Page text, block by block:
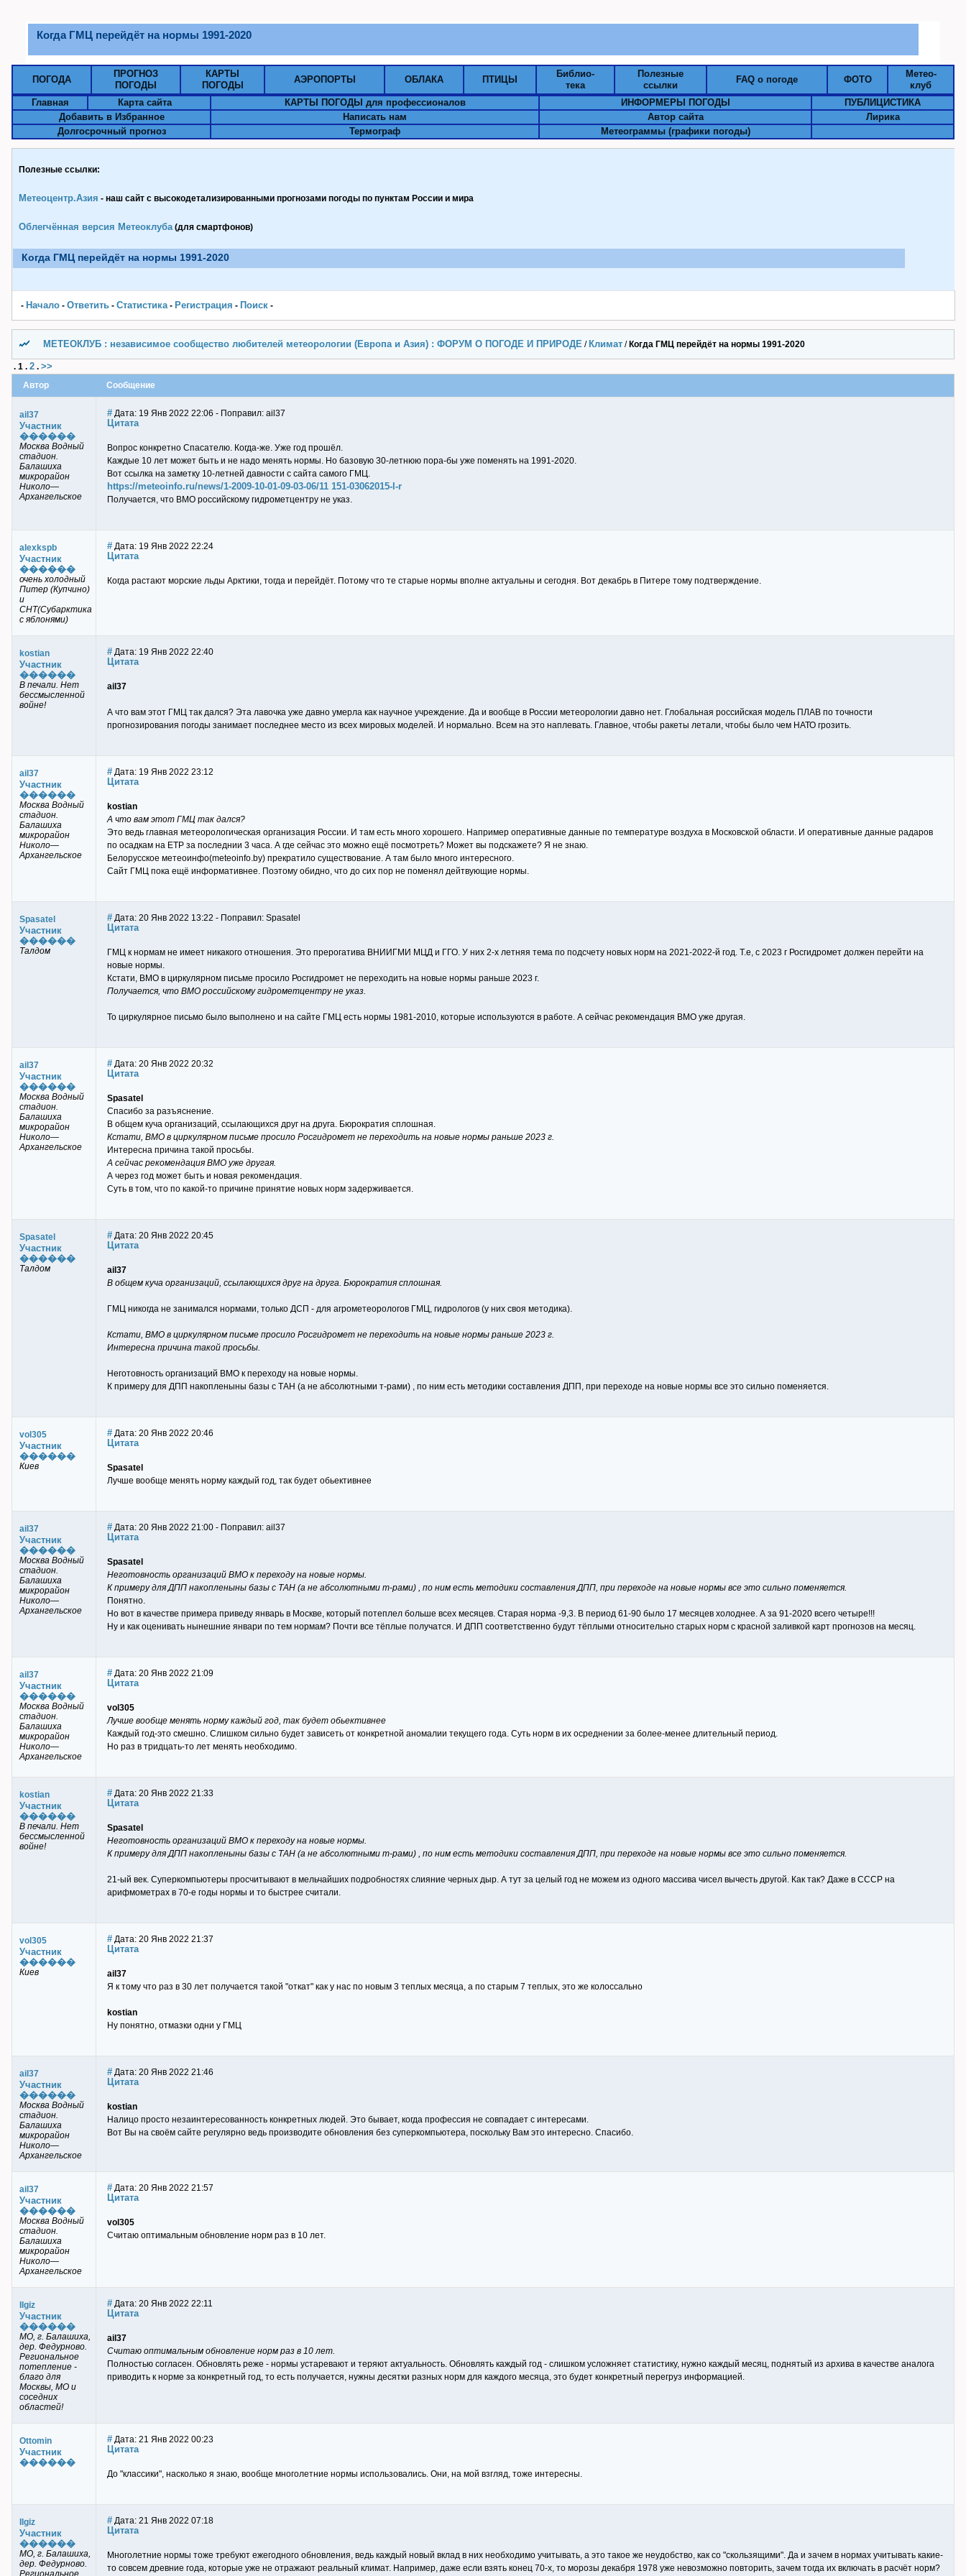
Когда ГМЦ перейдёт на нормы 1991-2020
ПОГОДА
ПРОГНОЗ
ПОГОДЫ
КАРТЫ
ПОГОДЫ
АЭРОПОРТЫ ОБЛАКА ПТИЦЫ
Библио-
тека
Полезные
ссылки
FAQ о погоде ФОТО
Метео-
клуб
Главная
Карта сайта КАРТЫ ПОГОДЫ для профессионалов ИНФОРМЕРЫ ПОГОДЫ
ПУБЛИЦИСТИКА
Добавить в Избранное
Написать нам Автор сайта
Лирика
Долгосрочный прогноз
Термограф Метеограммы (графики погоды)
Полезные ссылки:
Метеоцентр.Азия - наш сайт с высокодетализированными прогнозами погоды по пунктам Pоссии и мира
Облегчённая версия Метеоклуба(для смартфонов)
Когда ГМЦ перейдёт на нормы 1991-2020
- Начало - Ответить - Статистика- Pегистрация - Поиск -
МЕТЕОКЛУБ : независимое сообщество любителей метеорологии (Европа и Азия) : ФОРУМ О ПОГОДЕ И ПРИРОДЕ / Климат / Когда ГМЦ перейдёт на нормы 1991-2020
. 1 . 2 . >>
Автор Сообщение
ail37
Участник
������
Москва Водный
стадион.
Балашиха
микрорайон
Николо—
Архангельское
# Дата: 19 Янв 2022 22:06 - Поправил: ail37
Цитата
Вопрос конкретно Спасателю. Когда-же. Уже год прошёл.
Каждые 10 лет может быть и не надо менять нормы. Но базовую 30-летнюю пора-бы уже поменять на 1991-2020.
Вот ссылка на заметку 10-летней давности с сайта самого ГМЦ.
https://meteoinfo.ru/news/1-2009-10-01-09-03-06/11 151-03062015-l-r
Получается, что ВМО российскому гидрометцентру не указ.
alexkspb
Участник
������
очень холодный
Питер (Купчино)
и
СНТ(Субарктика
с яблонями)
# Дата: 19 Янв 2022 22:24
Цитата
Когда растают морские льды Арктики, тогда и перейдёт. Потому что те старые нормы вполне актуальны и сегодня. Вот декабрь в Питере тому подтверждение.
kostian
Участник
������
В печали. Нет
бессмысленной
войне!
# Дата: 19 Янв 2022 22:40
Цитата
ail37
А что вам этот ГМЦ так дался? Эта лавочка уже давно умерла как научное учреждение. Да и вообще в России метеорологии давно нет. Глобальная российская модель ПЛАВ по точности
прогнозирования погоды занимает последнее место из всех мировых моделей. И нормально. Всем на это наплевать. Главное, чтобы ракеты летали, чтобы было чем НАТО грозить.
ail37
Участник
������
Москва Водный
стадион.
Балашиха
микрорайон
Николо—
Архангельское
# Дата: 19 Янв 2022 23:12
Цитата
kostian
А что вам этот ГМЦ так дался?
Это ведь главная метеорологическая организация России. И там есть много хорошего. Например оперативные данные по температуре воздуха в Московской области. И оперативные данные радаров
по осадкам на ЕТР за последнии 3 часа. А где сейчас это можно ещё посмотреть? Может вы подскажете? Я не знаю.
Белорусское метеоинфо(meteoinfo.by) прекратило существование. А там было много интересного.
Сайт ГМЦ пока ещё информативнее. Поэтому обидно, что до сих пор не поменял дейтвующие нормы.
Spasatel
Участник
������
Талдом
# Дата: 20 Янв 2022 13:22 - Поправил: Spasatel
Цитата
ГМЦ к нормам не имеет никакого отношения. Это прерогатива ВНИИГМИ МЦД и ГГО. У них 2-х летняя тема по подсчету новых норм на 2021-2022-й год. Т.е, c 2023 г Росгидромет должен перейти на
новые нормы.
Кстати, ВМО в циркулярном письме просило Росгидромет не переходить на новые нормы раньше 2023 г.
Получается, что ВМО российскому гидрометцентру не указ.
То циркулярное письмо было выполнено и на сайте ГМЦ есть нормы 1981-2010, которые используются в работе. А сейчас рекомендация ВМО уже другая.
ail37
Участник
������
Москва Водный
стадион.
Балашиха
микрорайон
Николо—
Архангельское
# Дата: 20 Янв 2022 20:32
Цитата
Spasatel
Спасибо за разъяснение.
В общем куча организаций, ссылающихся друг на друга. Бюрократия сплошная.
Кстати, ВМО в циркулярном письме просило Росгидромет не переходить на новые нормы раньше 2023 г.
Интересна причина такой просьбы.
А сейчас рекомендация ВМО уже другая.
А через год может быть и новая рекомендация.
Суть в том, что по какой-то причине принятие новых норм задерживается.
Spasatel
Участник
������
Талдом
# Дата: 20 Янв 2022 20:45
Цитата
ail37
В общем куча организаций, ссылающихся друг на друга. Бюрократия сплошная.
ГМЦ никогда не занимался нормами, только ДСП - для агрометеорологов ГМЦ, гидрологов (у них своя методика).
Кстати, ВМО в циркулярном письме просило Росгидромет не переходить на новые нормы раньше 2023 г.
Интересна причина такой просьбы.
Неготовность организаций ВМО к переходу на новые нормы.
К примеру для ДПП накопленыны базы с ТАН (а не абсолютными т-рами) , по ним есть методики составления ДПП, при переходе на новые нормы все это сильно поменяется.
vol305
Участник
������
Киев
# Дата: 20 Янв 2022 20:46
Цитата
Spasatel
Лучше вообще менять норму каждый год, так будет обьективнее
ail37
Участник
������
Москва Водный
стадион.
Балашиха
микрорайон
Николо—
Архангельское
# Дата: 20 Янв 2022 21:00 - Поправил: ail37
Цитата
Spasatel
Неготовность организаций ВМО к переходу на новые нормы.
К примеру для ДПП накопленыны базы с ТАН (а не абсолютными т-рами) , по ним есть методики составления ДПП, при переходе на новые нормы все это сильно поменяется.
Понятно.
Но вот в качестве примера приведу январь в Москве, который потеплел больше всех месяцев. Старая норма -9,3. В период 61-90 было 17 месяцев холоднее. А за 91-2020 всего четыре!!!
Ну и как оценивать нынешние январи по тем нормам? Почти все тёплые получатся. И ДПП соответственно будут тёплыми относительно старых норм с красной заливкой карт прогнозов на месяц.
ail37
Участник
������
Москва Водный
стадион.
Балашиха
микрорайон
Николо—
Архангельское
# Дата: 20 Янв 2022 21:09
Цитата
vol305
Лучше вообще менять норму каждый год, так будет обьективнее
Каждый год-это смешно. Слишком сильно будет зависеть от конкретной аномалии текущего года. Суть норм в их осреднении за более-менее длительный период.
Но раз в тридцать-то лет менять необходимо.
kostian
Участник
������
В печали. Нет
бессмысленной
войне!
# Дата: 20 Янв 2022 21:33
Цитата
Spasatel
Неготовность организаций ВМО к переходу на новые нормы.
К примеру для ДПП накопленыны базы с ТАН (а не абсолютными т-рами) , по ним есть методики составления ДПП, при переходе на новые нормы все это сильно поменяется.
21-ый век. Суперкомпьютеры просчитывают в мельчайших подробностях слияние черных дыр. А тут за целый год не можем из одного массива чисел вычесть другой. Как так? Даже в СССР на
арифмометрах в 70-е годы нормы и то быстрее считали.
vol305
Участник
������
Киев
# Дата: 20 Янв 2022 21:37
Цитата
ail37
Я к тому что раз в 30 лет получается такой "откат" как у нас по новым 3 теплых месяца, а по старым 7 теплых, это же колоссально
kostian
Ну понятно, отмазки одни у ГМЦ
ail37
Участник
������
Москва Водный
стадион.
Балашиха
микрорайон
Николо—
Архангельское
# Дата: 20 Янв 2022 21:46
Цитата
kostian
Налицо просто незаинтересованность конкретных людей. Это бывает, когда профессия не совпадает с интересами.
Вот Вы на своём сайте регулярно ведь производите обновления без суперкомпьютера, поскольку Вам это интересно. Спасибо.
ail37
Участник
������
Москва Водный
стадион.
Балашиха
микрорайон
Николо—
Архангельское
# Дата: 20 Янв 2022 21:57
Цитата
vol305
Считаю оптимальным обновление норм раз в 10 лет.
Ilgiz
Участник
������
МО, г. Балашиха,
дер. Федурново.
Региональное
потепление -
благо для
Москвы, МО и
соседних
областей!
# Дата: 20 Янв 2022 22:11
Цитата
ail37
Считаю оптимальным обновление норм раз в 10 лет.
Полностью согласен. Обновлять реже - нормы устаревают и теряют актуальность. Обновлять каждый год - слишком усложняет статистику, нужно каждый месяц, поднятый из архива в качестве аналога
приводить к норме за конкретный год, то есть получается, нужны десятки разных норм для каждого месяца, это будет конкретный перегруз информацией.
Ottomin
Участник
������
# Дата: 21 Янв 2022 00:23
Цитата
До "классики", насколько я знаю, вообще многолетние нормы использовались. Они, на мой взгляд, тоже интересны.
Ilgiz
Участник
������
МО, г. Балашиха,
дер. Федурново.
Региональное
# Дата: 21 Янв 2022 07:18
Цитата
Многолетние нормы тоже требуют ежегодного обновления, ведь каждый новый вклад в них необходимо учитывать, а это такое же неудобство, как со "скользящими". Да и зачем в нормах учитывать какие-
то совсем древние года, которые уже не отражают реальный климат. Например, даже если взять конец 70-х, то морозы декабря 1978 уже невозможно повторить, зачем тогда их включать в расчёт норм?